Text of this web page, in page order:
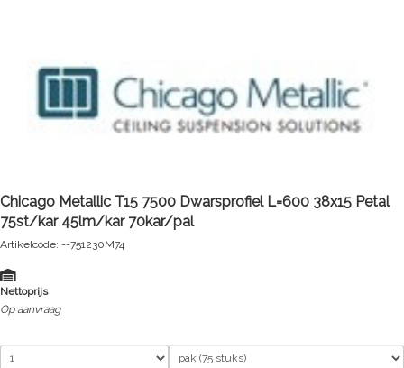
Chicago Metallic T15 7500 Dwarsprofiel L=600 38x15 Petal
75st/kar 45lm/kar 70kar/pal
Artikelcode: --751230M74
Nettoprijs
Op aanvraag